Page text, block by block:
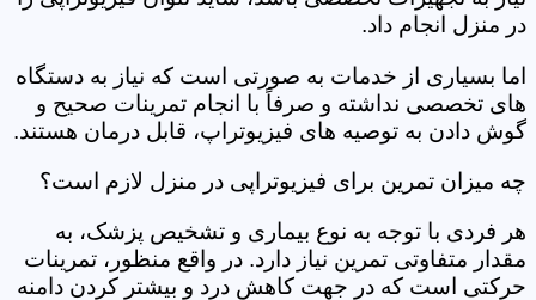
در منزل انجام داد.
اما بسیاری از خدمات به صورتی است که نیاز به دستگاه
های تخصصی نداشته و صرفاً با انجام تمرینات صحیح و
گوش دادن به توصیه های فیزیوتراپ، قابل درمان هستند.
چه میزان تمرین برای فیزیوتراپی در منزل لازم است؟
هر فردی با توجه به نوع بیماری و تشخیص پزشک، به
مقدار متفاوتی تمرین نیاز دارد. در واقع منظور، تمرینات
حرکتی است که در جهت کاهش درد و بیشتر کردن دامنه